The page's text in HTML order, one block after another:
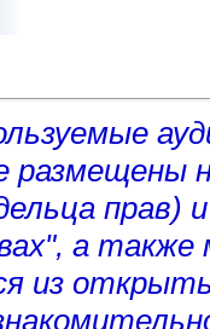
размещены
прав)
а
из